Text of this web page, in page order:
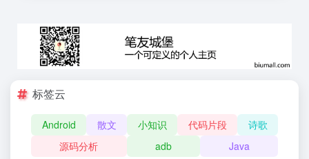
标签云
Android 散文 小知识 代码片段
诗歌
源码分析
adb Java